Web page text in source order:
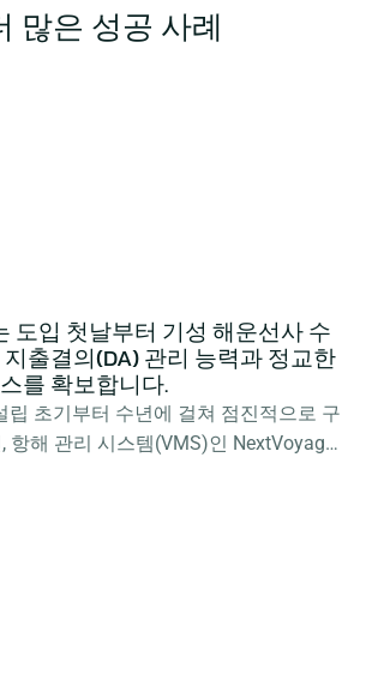
많은 성공 사례
도입 첫날부터 기성 해운선사 수
출결의(DA) 관리 능력과 정교한
를 확보합니다.
립 초기부터 수년에 걸쳐 점진적으로 구
항해 관리 시스템(VMS)인 NextVoyage